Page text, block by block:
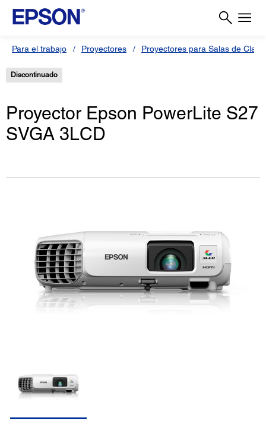
Para el trabajo Proyectores Proyectores para Salas de
Discontinuado
Proyector Epson PowerLite S27
SVGA 3LCD